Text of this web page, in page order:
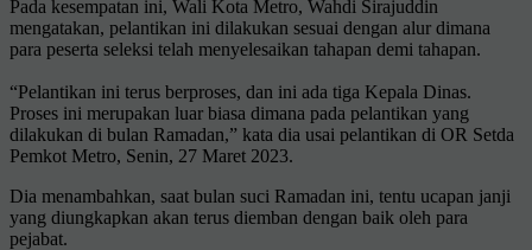
Pada kesempatan ini, Wali Kota Metro, Wahdi Sirajuddin
mengatakan, pelantikan ini dilakukan sesuai dengan alur dimana
para peserta seleksi telah menyelesaikan tahapan demi tahapan.
“Pelantikan ini terus berproses, dan ini ada tiga Kepala Dinas.
Proses ini merupakan luar biasa dimana pada pelantikan yang
dilakukan di bulan Ramadan,” kata dia usai pelantikan di OR Setda
Pemkot Metro, Senin, 27 Maret 2023.
Dia menambahkan, saat bulan suci Ramadan ini, tentu ucapan janji
yang diungkapkan akan terus diemban dengan baik oleh para
pejabat.